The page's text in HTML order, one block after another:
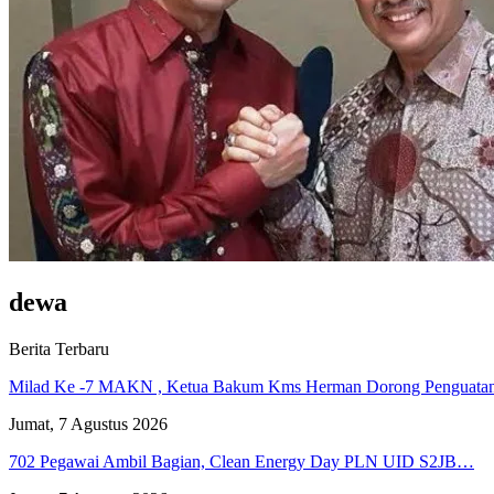
dewa
Berita Terbaru
Milad Ke -7 MAKN , Ketua Bakum Kms Herman Dorong
Jumat, 7 Agustus 2026
702 Pegawai Ambil Bagian, Clean Energy Day PLN UID S2JB…